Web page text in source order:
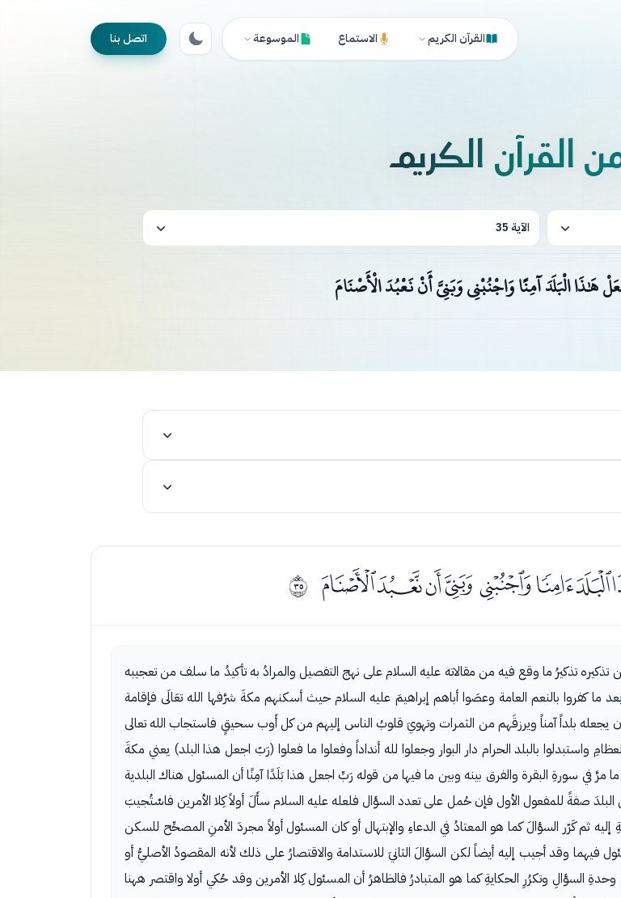
القرآن الكريم الاستماع الموسوعة اتصل بنا
القرآن الكريم
الآية 35
هَٰذَا الْبَلَدَ آمِنًا وَاجْنُبْنِي وَبَنِيَّ أَنْ نَعْبُدَ الْأَصْنَامَ
ﰢ
تذكيرُ ما وقع فيه من مقالاته عليه السلام على نهج التفصيل والمرادُ به تأكيدُ ما سلف من تعجيبه
ما كفروا بالنعم العامة وعصَوا أباهم إبراهيمَ عليه السلام حيث أسكنهم مكةَ شرَّفها الله تعَالَى فإقامة
أن يجعله بلداً آمناً ويرزقَهم من الثمرات وتهويَ قلوبُ الناس إليهم من كل أَوب سحيقٍ فاستجاب الله تعالى
واستبدلوا بالبلد الحرام دار البوار وجعلوا لله أنداداً وفعلوا ما فعلوا (رَبّ اجعل هذا البلد) يعني مكةَ
مرَّ في سورةِ البقرة والفرق بينه وبين ما فيها من قوله رَبِّ اجعل هذا بَلَدًا آمِنًا أن المسئول هناك البلدية
صفةً للمفعول الأول فإن حُمل على تعدد السؤال فلعله عليه السلام سأَلَ أولاً كِلا الأمرين فاسْتُجيبَ
ثم كَرّر السؤالَ كما هو المعتادُ في الدعاءِ والإبتهال أو كان المسئول أولاً مجردَ الأمنِ المصحِّح للسكن
فيهما وقد أجيب إليه أيضاً لكن السؤالَ الثانيَ للاستدامة والاقتصارُ على ذلك لأنه المقصودُ الأصليُّ أو
السؤالِ وتكرُرِ الحكايةِ كما هو المتبادرُ فالظاهرُ أن المسئول كِلا الأمرين وقد حُكي أولا واقتصر ههنا